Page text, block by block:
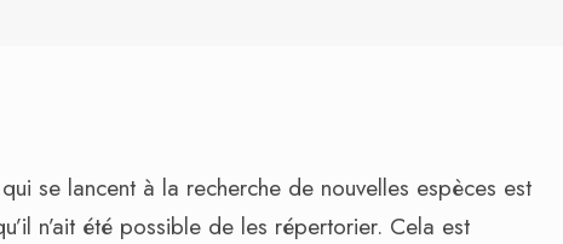
se lancent à la recherche de nouvelles espèces est
n’ait été possible de les répertorier. Cela est